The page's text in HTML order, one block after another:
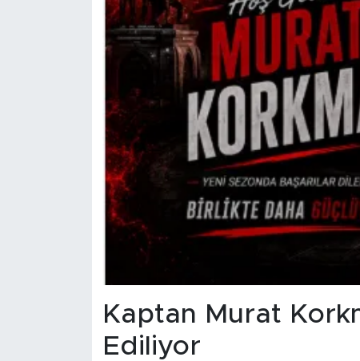
Kaptan Murat
Ediliyor